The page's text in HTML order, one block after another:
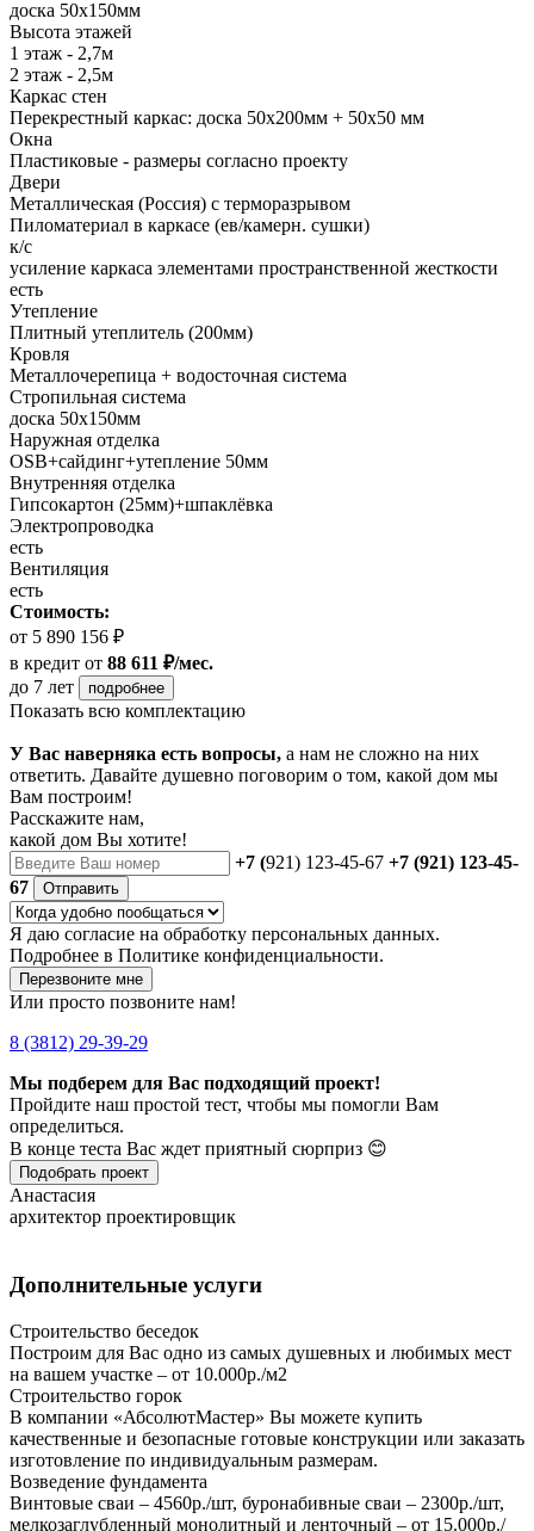
доска 50х150мм
Высота этажей
1 этаж - 2,7м
2 этаж - 2,5м
Каркас стен
Перекрестный каркас: доска 50х200мм + 50х50 мм
Окна
Пластиковые - размеры согласно проекту
Двери
Металлическая (Россия) с терморазрывом
Пиломатериал в каркасе (ев/камерн. сушки)
к/с
усиление каркаса элементами пространственной жесткости
есть
Утепление
Плитный утеплитель (200мм)
Кровля
Металлочерепица + водосточная система
Стропильная система
доска 50х150мм
Наружная отделка
OSB+cайдинг+утепление 50мм
Внутренняя отделка
Гипсокартон (25мм)+шпаклёвка
Электропроводка
есть
Вентиляция
есть
Стоимость:
от 5 890 156 ₽
в кредит от 88 611 ₽/мес.
до 7 лет
подробнее
Показать всю комплектацию
У Вас наверняка есть вопросы, а нам не сложно на них
ответить. Давайте душевно поговорим о том, какой дом мы
Вам построим!
Расскажите нам,
какой дом Вы хотите!
+7 (921) 123-45-67 +7 (921) 123-45-
67
Отправить
Я даю согласие на обработку персональных данных.
Подробнее в Политике конфиденциальности.
Перезвоните мне
Или просто позвоните нам!
8 (3812) 29-39-29
Мы подберем для Вас подходящий проект!
Пройдите наш простой тест, чтобы мы помогли Вам
определиться.
В конце теста Вас ждет приятный сюрприз 😊
Подобрать проект
Анастасия
архитектор проектировщик
Дополнительные услуги
Строительство беседок
Построим для Вас одно из самых душевных и любимых мест
на вашем участке – от 10.000р./м2
Строительство горок
В компании «АбсолютМастер» Вы можете купить
качественные и безопасные готовые конструкции или заказать
изготовление по индивидуальным размерам.
Возведение фундамента
Винтовые сваи – 4560р./шт, буронабивные сваи – 2300р./шт,
мелкозаглубленный монолитный и ленточный – от 15.000р./